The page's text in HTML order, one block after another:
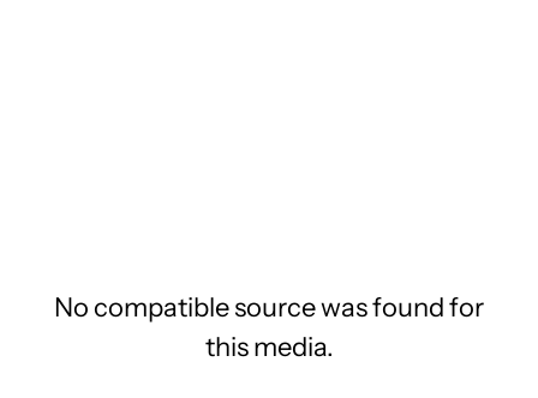
No compatible source was found for
this media.